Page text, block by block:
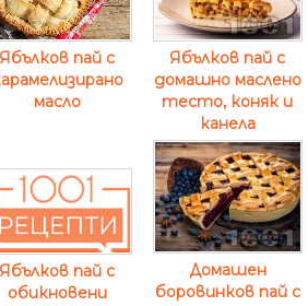
Ябълков пай с
масло
Ябълков пай с
домашно маслено
тесто, коняк и
канела
Ябълков пай с
обикновени
Домашен
боровинков пай с